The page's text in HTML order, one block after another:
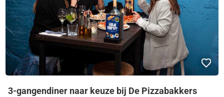
3-gangendiner naar keuze bij De Pizzabakkers